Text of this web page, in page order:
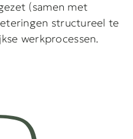
(samen met
structureel te
werkprocessen.